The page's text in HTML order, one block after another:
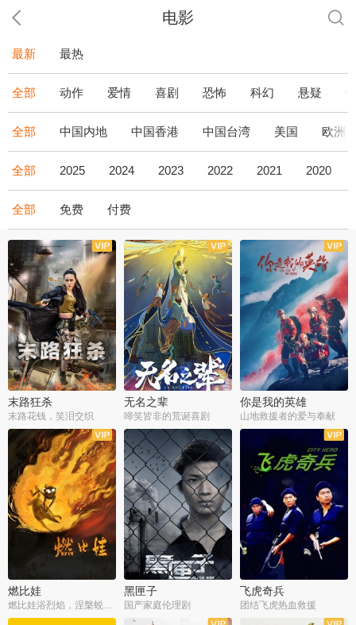
电影
最新 最热
全部 动作 爱情 喜剧 恐怖 科幻 悬疑
全部 中国内地 中国香港 中国台湾 美国 欧洲
全部 2025 2024 2023 2022 2021 2020
全部 免费 付费
末路狂杀
末路花钱，笑泪交织
无名之辈
啼笑皆非的荒诞喜剧
你是我的英雄
山地救援者的爱与奉献
燃比娃
燃比娃浴烈焰，涅槃蜕变成人
黑匣子
国产家庭伦理剧
飞虎奇兵
团结飞虎热血救援